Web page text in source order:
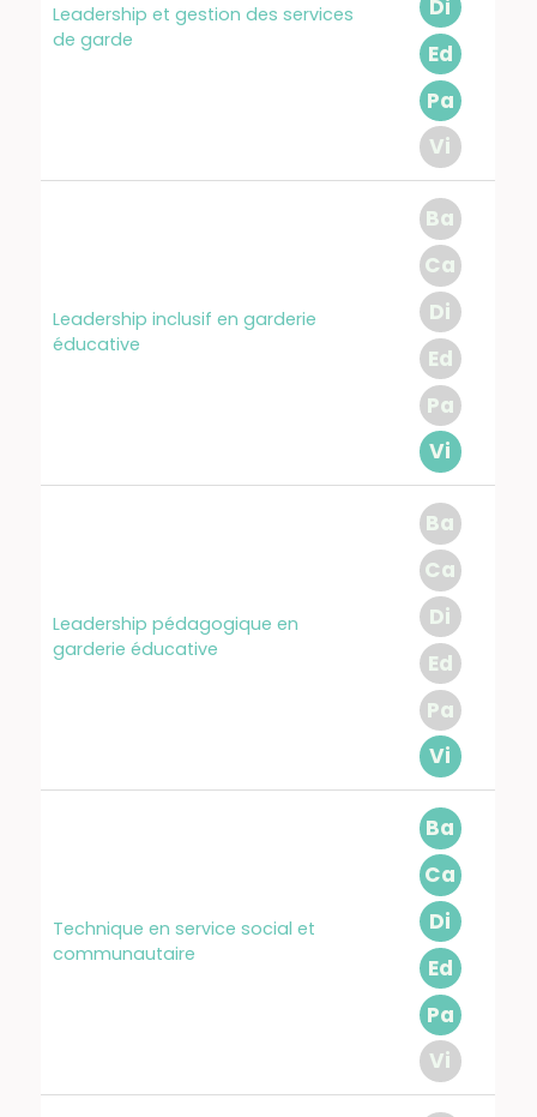
Leadership et gestion des services
de garde
Di
Ed
Pa
Vi
Leadership inclusif en garderie
éducative
Ba
Ca
Di
Ed
Pa
Vi
Leadership pédagogique en
garderie éducative
Ba
Ca
Di
Ed
Pa
Vi
Technique en service social et
communautaire
Ba
Ca
Di
Ed
Pa
Vi